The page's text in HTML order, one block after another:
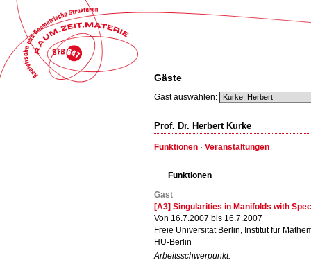
Gäste
Gast auswählen:
Prof. Dr. Herbert Kurke
Funktionen · Veranstaltungen
Funktionen
Gast
[A3] Singularities in Manifolds with
Von 16.7.2007 bis 16.7.2007
Freie Universität Berlin, Institut für
HU-Berlin
Arbeitsschwerpunkt: